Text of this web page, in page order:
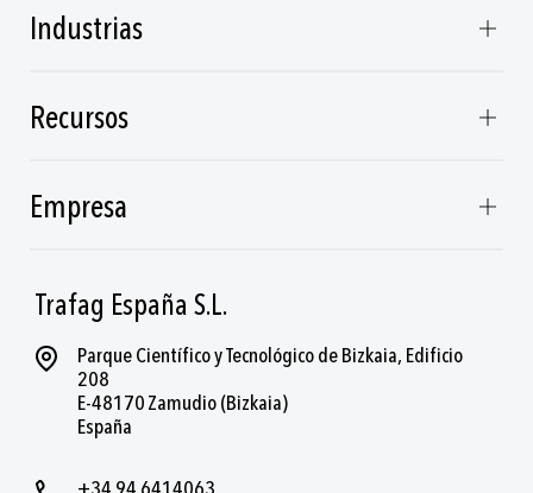
Trafag España S.L.
Parque Científico y Tecnológico de Bizkaia, Edificio
208
E-48170 Zamudio (Bizkaia)
España
Industrias
Recursos
Empresa